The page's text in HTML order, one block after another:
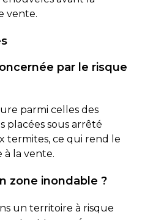
vente.
par le risque
parmi celles des
placées sous arrêté
termites, ce qui rend le
à la vente.
zone inondable ?
un territoire à risque